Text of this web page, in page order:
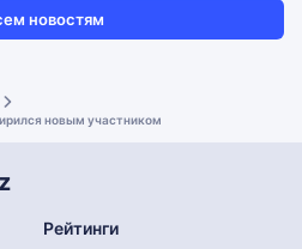
новостям
новым участником
Рейтинги